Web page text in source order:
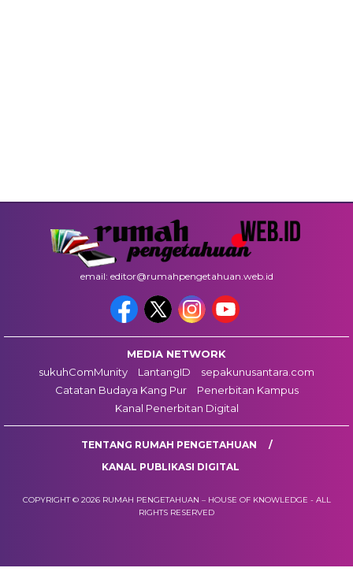
email: editor@rumahpengetahuan.web.id
MEDIA NETWORK
sukuhComMunity
LantangID
sepakunusantara.com
Catatan Budaya Kang Pur
Penerbitan Kampus
Kanal Penerbitan Digital
TENTANG RUMAH PENGETAHUAN
KANAL PUBLIKASI DIGITAL
COPYRIGHT © 2026 RUMAH PENGETAHUAN – HOUSE OF KNOWLEDGE - ALL
RIGHTS RESERVED